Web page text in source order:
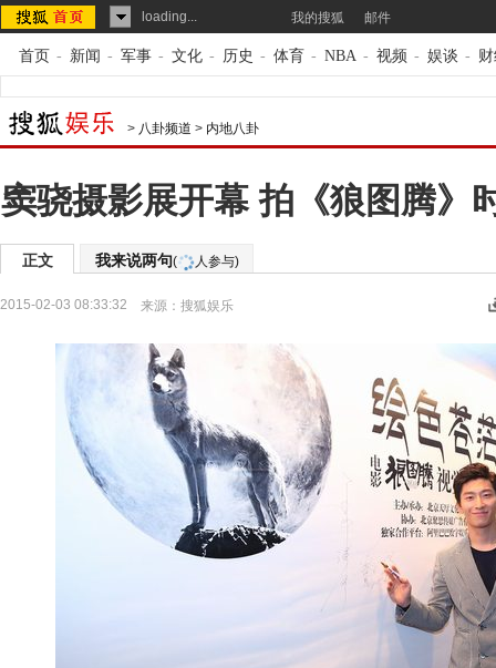
loading... 我的搜狐 邮件
首页 - 新闻 - 军事 - 文化 - 历史 - 体育 - NBA - 视频 - 娱谈 -
> 八卦频道 > 内地八卦
窦骁摄影展开幕 拍《狼图腾》
正文 我来说两句( 人参与)
2015-02-03 08:33:32 来源： 搜狐娱乐